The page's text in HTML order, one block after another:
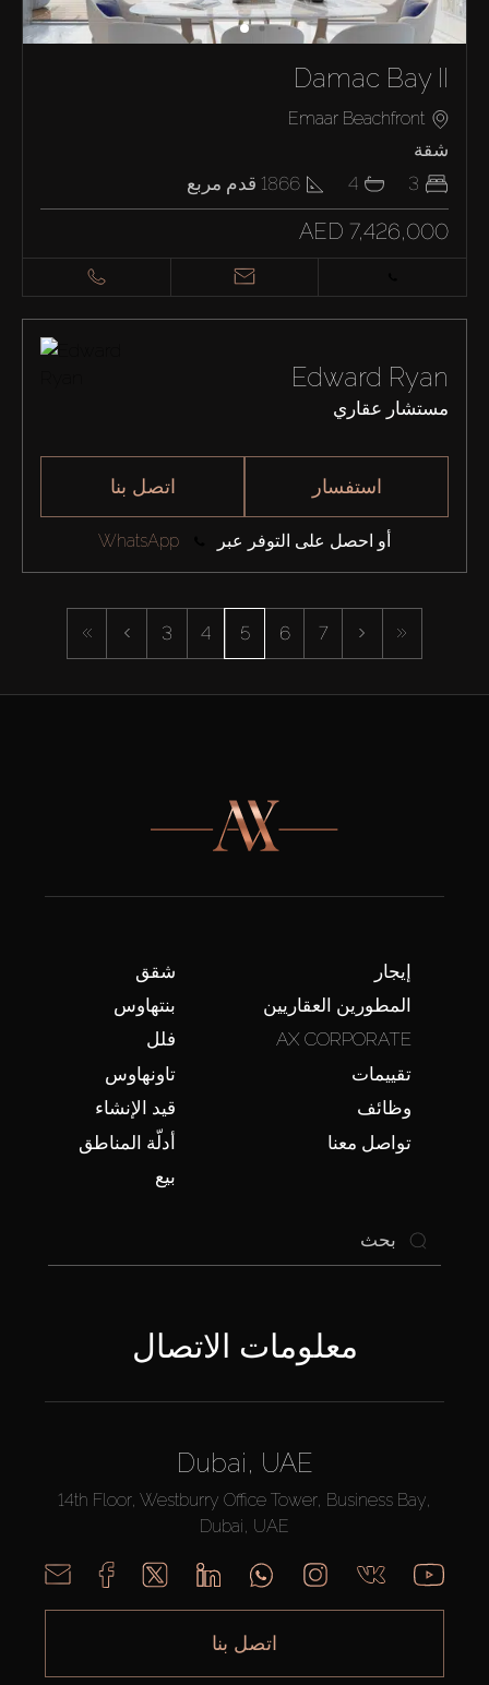
Damac Bay II
Emaar Beachfront
شقة
3
4
1866 قدم مربع
AED 7,426,000
Edward Ryan
مستشار عقاري
اتصل بنا استفسار
أو احصل على التوفر عبر WhatsApp
3 4 5 6 7
شقق
بنتهاوس
فلل
تاونهاوس
قيد الإنشاء
أدلّة المناطق
بيع
إيجار
المطورين العقاريين
AX CORPORATE
تقييمات
وظائف
تواصل معنا
معلومات الاتصال
Dubai, UAE
14th Floor, Westburry Office Tower, Business Bay,
Dubai, UAE
اتصل بنا